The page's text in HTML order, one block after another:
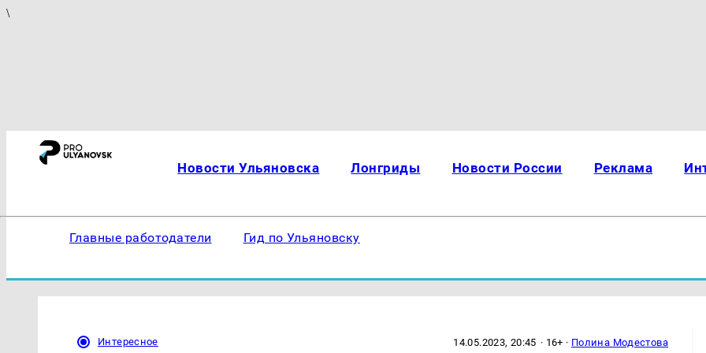
\
Новости Ульяновска Лонгриды Новости России Реклама
Главные работодатели Гид по Ульяновску
Интересное 14.05.2023, 20:45 · 16+ · Полина Модестова